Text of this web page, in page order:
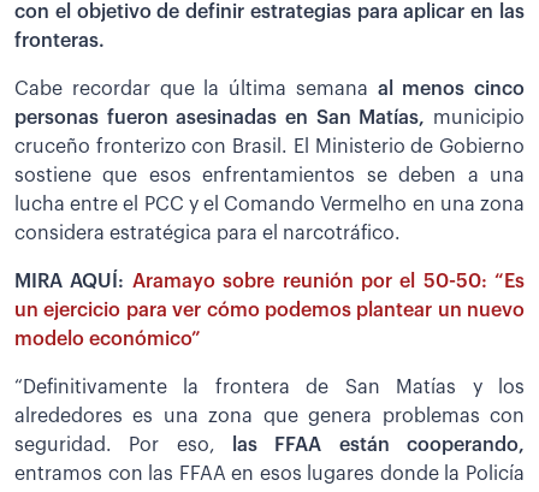
con el objetivo de definir estrategias para aplicar en las
fronteras.
Cabe recordar que la última semana al menos cinco
personas fueron asesinadas en San Matías, municipio
cruceño fronterizo con Brasil. El Ministerio de Gobierno
sostiene que esos enfrentamientos se deben a una
lucha entre el PCC y el Comando Vermelho en una zona
considera estratégica para el narcotráfico.
MIRA AQUÍ: Aramayo sobre reunión por el 50-50: “Es
un ejercicio para ver cómo podemos plantear un nuevo
modelo económico”
“Definitivamente la frontera de San Matías y los
alrededores es una zona que genera problemas con
seguridad. Por eso,
las FFAA están cooperando,
entramos con las FFAA en esos lugares donde la Policía